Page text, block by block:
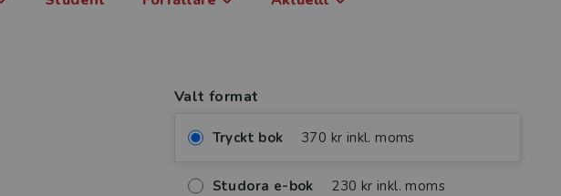
Valt format
Tryckt bok 370 kr inkl. moms
Studora e-bok 230 kr inkl. moms